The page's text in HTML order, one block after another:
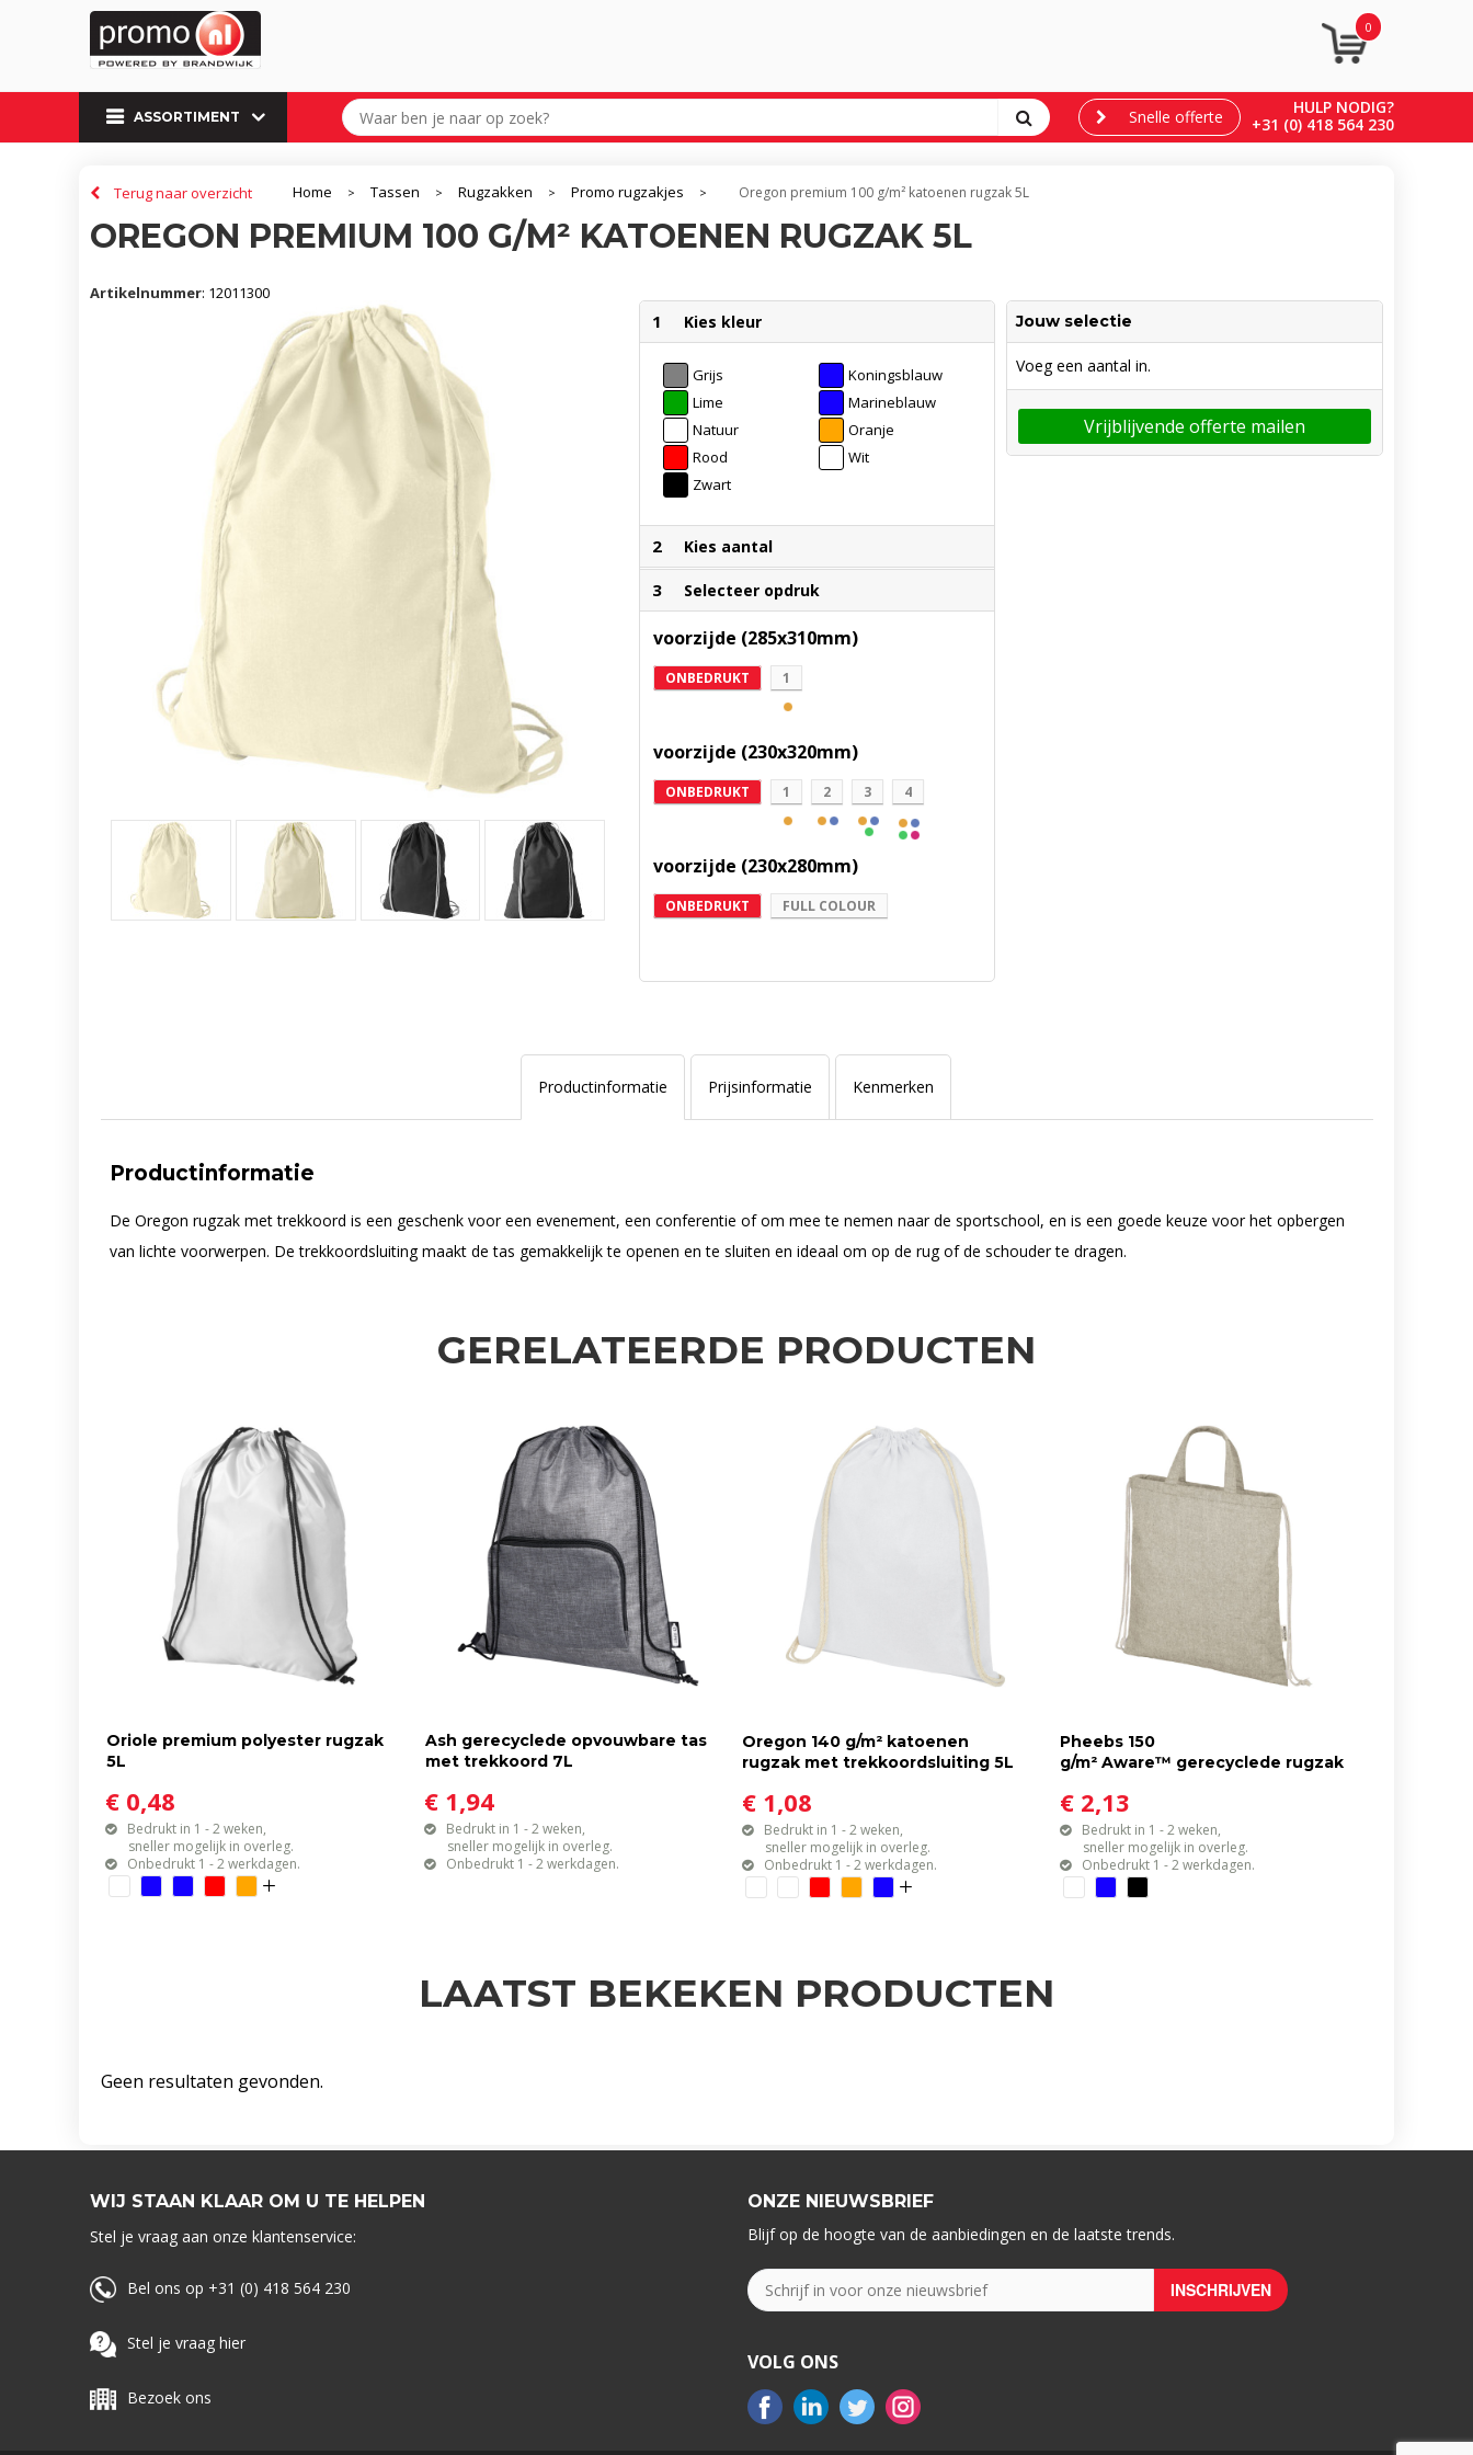
0
ASSORTIMENT
HULP NODIG?
+31 (0) 418 564 230
Snelle offerte
Terug naar overzicht Home > Tassen > Rugzakken > Promo rugzakjes > Oregon premium 100 g/m² katoenen rugzak 5L
OREGON PREMIUM 100 G/M² KATOENEN RUGZAK 5L
Artikelnummer: 12011300
1 Kies kleur
Grijs
Koningsblauw
Lime
Marineblauw
Natuur
Oranje
Rood
Wit
Zwart
2 Kies aantal
3 Selecteer opdruk
voorzijde (285x310mm)
ONBEDRUKT 1
voorzijde (230x320mm)
ONBEDRUKT 1 2 3 4
voorzijde (230x280mm)
ONBEDRUKT FULL COLOUR
Jouw selectie
Voeg een aantal in.
Vrijblijvende offerte mailen
Productinformatie Prijsinformatie Kenmerken
Productinformatie
De Oregon rugzak met trekkoord is een geschenk voor een evenement, een conferentie of om mee te nemen naar de sportschool, en is een goede keuze voor het opbergen
van lichte voorwerpen. De trekkoordsluiting maakt de tas gemakkelijk te openen en te sluiten en ideaal om op de rug of de schouder te dragen.
GERELATEERDE PRODUCTEN
Oriole premium polyester rugzak
5L
€ 0,48
Bedrukt in 1 - 2 weken,
sneller mogelijk in overleg.
Onbedrukt 1 - 2 werkdagen.
Ash gerecyclede opvouwbare tas
met trekkoord 7L
€ 1,94
Bedrukt in 1 - 2 weken,
sneller mogelijk in overleg.
Onbedrukt 1 - 2 werkdagen.
Oregon 140 g/m² katoenen
rugzak met trekkoordsluiting 5L
€ 1,08
Bedrukt in 1 - 2 weken,
sneller mogelijk in overleg.
Onbedrukt 1 - 2 werkdagen.
Pheebs 150
g/m² Aware™ gerecyclede rugzak
€ 2,13
Bedrukt in 1 - 2 weken,
sneller mogelijk in overleg.
Onbedrukt 1 - 2 werkdagen.
LAATST BEKEKEN PRODUCTEN
Geen resultaten gevonden.
WIJ STAAN KLAAR OM U TE HELPEN
Stel je vraag aan onze klantenservice:
Bel ons op +31 (0) 418 564 230
Stel je vraag hier
Bezoek ons
ONZE NIEUWSBRIEF
Blijf op de hoogte van de aanbiedingen en de laatste trends.
VOLG ONS